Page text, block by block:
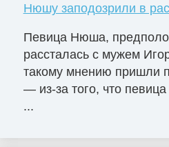
Нюшу заподозрили в
Певица Нюша,
рассталась с мужем
такому мнению пришли
— из-за того, что
...